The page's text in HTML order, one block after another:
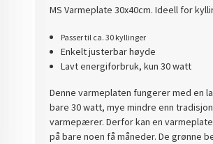
MS Varmeplate 30x40cm. Ideell for
Passer til ca. 30 kyllinger
Enkelt justerbar høyde
Lavt energiforbruk, kun 30 watt
Denne varmeplaten fungerer med en
bare 30 watt, mye mindre enn
varmepærer. Derfor kan en
på bare noen få måneder. De grønne